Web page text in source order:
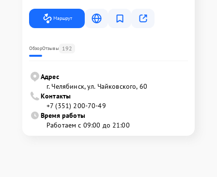
Маршрут
ОбзорОтзывы 192
Адрес
г. Челябинск, ул. Чайковского, 60
Контакты
+7 (351) 200-70-49
Время работы
Работаем с 09:00 до 21:00